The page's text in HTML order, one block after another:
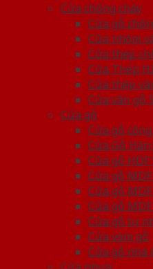
Cửa chống cháy
Cửa gỗ
Cửa nhôm
Cửa thép
Cửa Thép
Cửa thép
Cửa vân gỗ
Cửa gỗ
Cửa gỗ
Cửa Gỗ
Cửa gỗ HDF
Cửa gỗ
Cửa gỗ
Cửa gỗ MDF
Cửa gỗ tự
Cửa vòm gỗ
Cửa gỗ nhà